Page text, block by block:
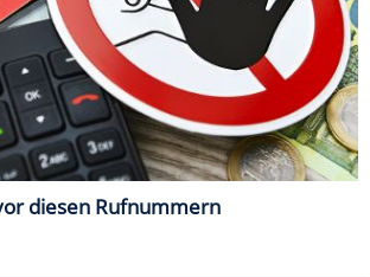
diesen Rufnummern